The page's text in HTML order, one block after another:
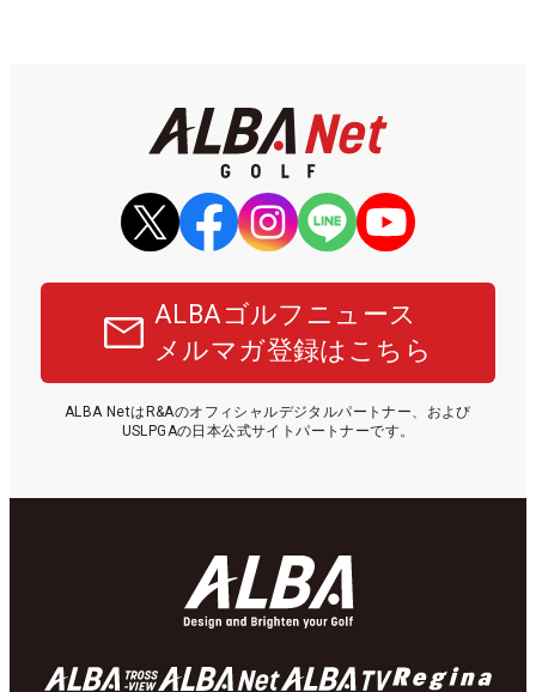
ALBAゴルフニュース
メルマガ登録はこちら
ALBA NetはR&Aのオフィシャルデジタルパートナー、および
USLPGAの日本公式サイトパートナーです。